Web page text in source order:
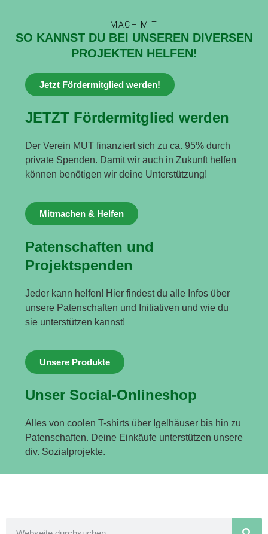
MACH MIT
SO KANNST DU BEI UNSEREN DIVERSEN
PROJEKTEN HELFEN!
Jetzt Fördermitglied werden!
JETZT Fördermitglied werden
Der Verein MUT finanziert sich zu ca. 95% durch
private Spenden. Damit wir auch in Zukunft helfen
können benötigen wir deine Unterstützung!
Mitmachen & Helfen
Patenschaften und
Projektspenden
Jeder kann helfen! Hier findest du alle Infos über
unsere Patenschaften und Initiativen und wie du
sie unterstützen kannst!
Unsere Produkte
Unser Social-Onlineshop
Alles von coolen T-shirts über Igelhäuser bis hin zu
Patenschaften. Deine Einkäufe unterstützen unsere
div. Sozialprojekte.